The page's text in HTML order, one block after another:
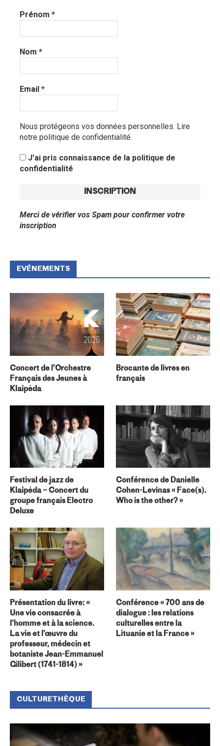
Prénom *
Nom *
Email *
Nous protégeons vos données personnelles. Lire
notre politique de confidentialité.
J'ai pris connaissance de la politique de
confidentialité
Merci de vérifier vos Spam pour confirmer votre
inscription
EVÉNEMENTS
Concert de l’Orchestre
Français des Jeunes à
Klaipėda
Brocante de livres en
français
Festival de jazz de
Klaipėda – Concert du
groupe français Electro
Deluxe
Conférence de Danielle
Cohen-Levinas « Face(s).
Who is the other? »
Présentation du livre: «
Une vie consacrée à
l’homme et à la science.
La vie et l’œuvre du
professeur, médecin et
botaniste Jean-Emmanuel
Gilibert (1741-1814) »
Conférence « 700 ans de
dialogue : les relations
culturelles entre la
Lituanie et la France »
CULTURETHÈQUE